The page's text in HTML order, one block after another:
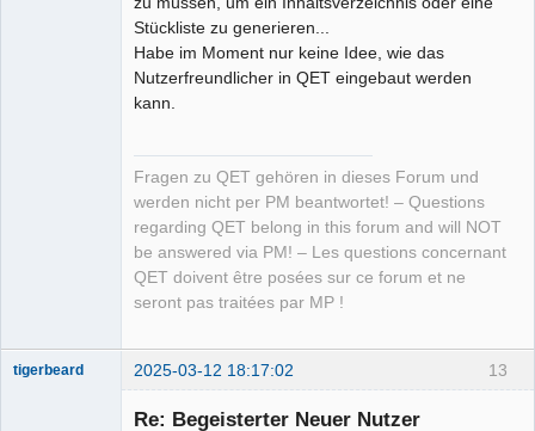
Stückliste zu generieren...
Habe im Moment nur keine Idee, wie das
Nutzerfreundlicher in QET eingebaut werden
kann.
Fragen zu QET gehören in dieses Forum und
werden nicht per PM beantwortet! – Questions
regarding QET belong in this forum and will NOT
be answered via PM! – Les questions concernant
QET doivent être posées sur ce forum et ne
seront pas traitées par MP !
13
tigerbeard 2025-03-12 18:17:02
Re: Begeisterter Neuer Nutzer